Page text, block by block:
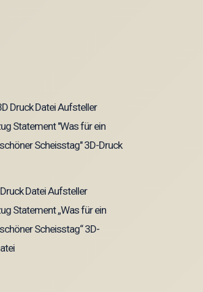
Datei Aufsteller
Statement „Was für ein
Scheisstag“ 3D-